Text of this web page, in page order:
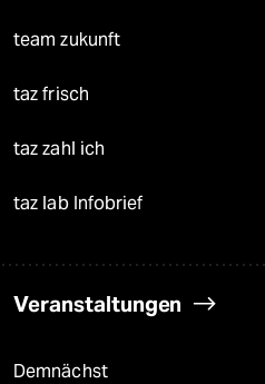
team zukunft
taz frisch
taz zahl ich
taz lab Infobrief
Veranstaltungen
Demnächst